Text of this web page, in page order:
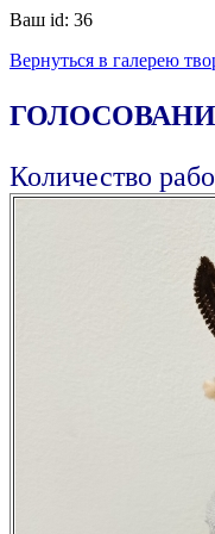
Ваш id: 36
Вернуться в галерею
Количество